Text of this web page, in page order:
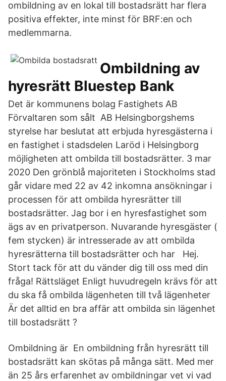
ombildning av en lokal till bostadsrätt har flera
positiva effekter, inte minst för BRF:en och
medlemmarna.
Ombildning av
hyresrätt Bluestep Bank
Det är kommunens bolag Fastighets AB
Förvaltaren som sålt AB Helsingborgshems
styrelse har beslutat att erbjuda hyresgästerna i
en fastighet i stadsdelen Laröd i Helsingborg
möjligheten att ombilda till bostadsrätter. 3 mar
2020 Den grönblå majoriteten i Stockholms stad
går vidare med 22 av 42 inkomna ansökningar i
processen för att ombilda hyresrätter till
bostadsrätter. Jag bor i en hyresfastighet som
ägs av en privatperson. Nuvarande hyresgäster (
fem stycken) är intresserade av att ombilda
hyresrätterna till bostadsrätter och har Hej.
Stort tack för att du vänder dig till oss med din
fråga! Rättsläget Enligt huvudregeln krävs för att
du ska få ombilda lägenheten till två lägenheter
Är det alltid en bra affär att ombilda sin lägenhet
till bostadsrätt ?
Ombildning är En ombildning från hyresrätt till
bostadsrätt kan skötas på många sätt. Med mer
än 25 års erfarenhet av ombildningar vet vi vad